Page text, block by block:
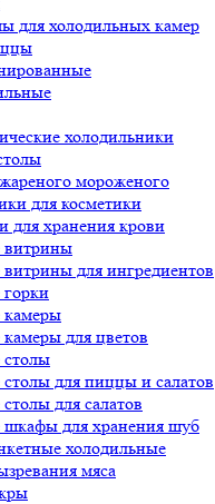
для холодильных камер
холодильники
мороженого
для косметики
для хранения крови
витрины
для ингредиентов
для цветов
для пиццы и салатов
для салатов
для хранения шуб
холодильные
мяса